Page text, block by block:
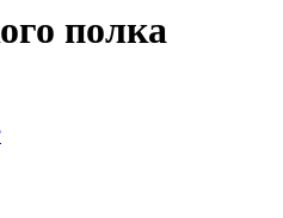
полка